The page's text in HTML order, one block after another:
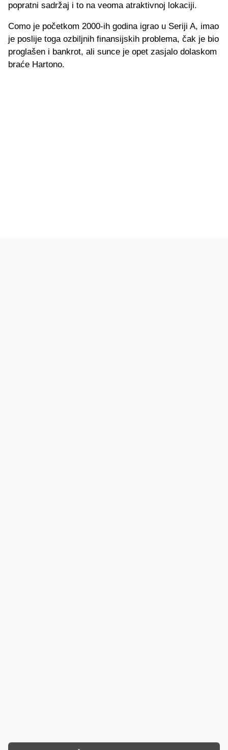
popratni sadržaj i to na veoma atraktivnoj lokaciji.
Como je početkom 2000-ih godina igrao u Seriji A, imao
je poslije toga ozbiljnih finansijskih problema, čak je bio
proglašen i bankrot, ali sunce je opet zasjalo dolaskom
braće Hartono.